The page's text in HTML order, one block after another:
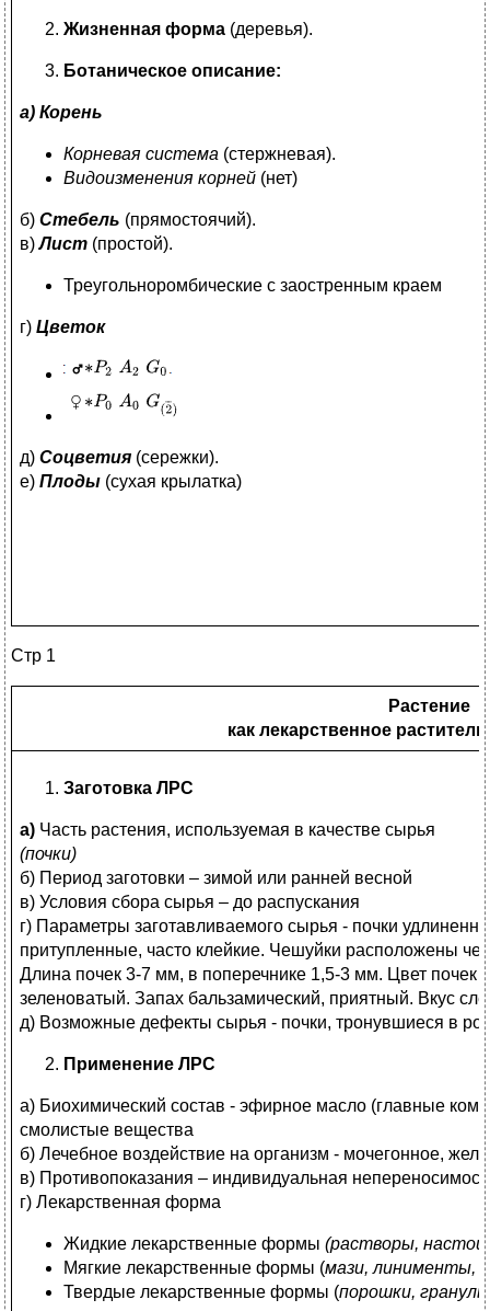
Жизненная форма (деревья).
Ботаническое описание:
а) Корень
Корневая система (стержневая).
Видоизменения корней (нет)
б) Стебель (прямостоячий).
в)Лист (простой).
Треугольноромбические с заостренным краем
г) Цветок
д) Соцветия (сережки).
е) Плоды (сухая крылатка)
Стр 1
Растение
как лекарственное
Заготовка ЛРС
а) Часть растения, используемая в качестве сырья
(почки)
б) Период заготовки – зимой или ранней весной
в) Условия сбора сырья – до распускания
г) Параметры заготавливаемого сырья - почки
притупленные, часто клейкие. Чешуйки расположены
Длина почек 3-7 мм, в поперечнике 1,5-3 мм. Цвет почек
зеленоватый. Запах бальзамический, приятный. Вкус
д) Возможные дефекты сырья - почки, тронувшиеся в
Применение ЛРС
а) Биохимический состав - эфирное масло (главные
смолистые вещества
б) Лечебное воздействие на организм - мочегонное,
в) Противопоказания – индивидуальная
г) Лекарственная форма
Жидкие лекарственные формы (растворы,
Мягкие лекарственные формы (мази, линименты,
Твердые лекарственные формы (порошки,